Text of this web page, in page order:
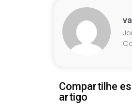
Compartilhe
artigo